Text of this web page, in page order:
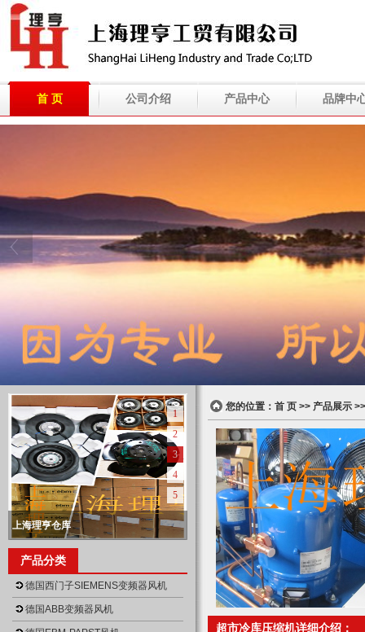
首 页 公司介绍 产品中心 品牌中
上海理亨营业执照正本
null
上海理亨营业执照
null
上海理亨仓库
上海理亨仓库
null
上海理亨仓库
null
1
2
3
4
5
产品分类
德国西门子SIEMENS变频器风机
德国ABB变频器风机
您的位置： 首 页 >> 产品展示
超市冷库压缩机详细介绍：